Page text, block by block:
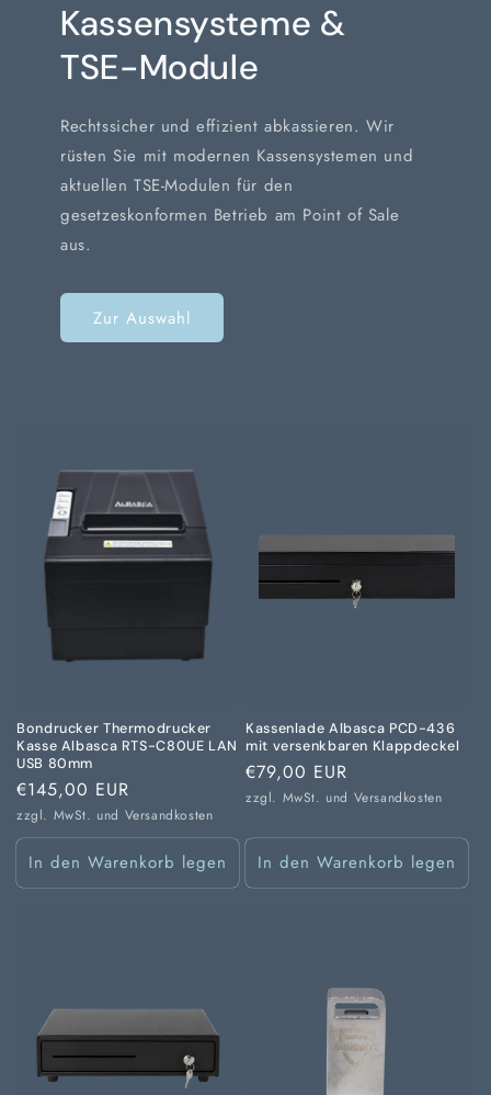
Kassensysteme &
TSE-Module
Rechtssicher und effizient abkassieren. Wir
rüsten Sie mit modernen Kassensystemen und
aktuellen TSE-Modulen für den
gesetzeskonformen Betrieb am Point of Sale
aus.
Zur Auswahl
Bondrucker Thermodrucker
Kasse Albasca RTS-C80UE LAN
USB 80mm
Normaler
Preis
€145,00 EUR
zzgl. MwSt. und Versandkosten
In den Warenkorb legen
Kassenlade Albasca PCD-436
mit versenkbaren Klappdeckel
Normaler
Preis
€79,00 EUR
zzgl. MwSt. und Versandkosten
In den Warenkorb legen